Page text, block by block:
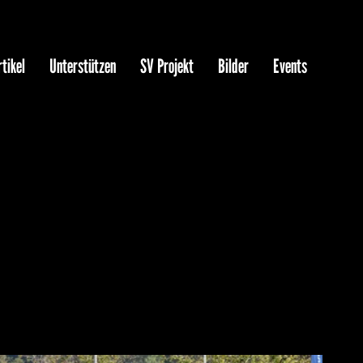
Unterstützen SV Projekt Bilder Events